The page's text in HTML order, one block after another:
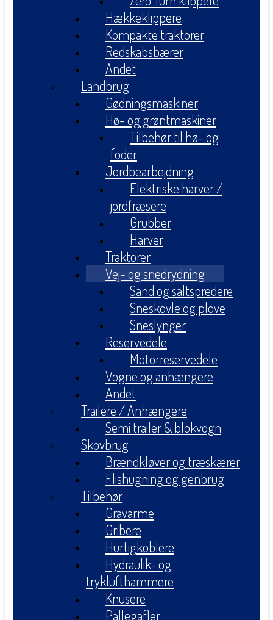
Hækkeklippere
Kompakte traktorer
Redskabsbærer
Andet
Landbrug
Gødningsmaskiner
Hø- og grøntmaskiner
Tilbehør til hø- og
foder
Jordbearbejdning
Elektriske harver /
jordfræsere
Grubber
Harver
Traktorer
Vej- og snedrydning
Sand og saltspredere
Sneskovle og plove
Sneslynger
Reservedele
Motorreservedele
Vogne og anhængere
Andet
Trailere / Anhængere
Semi trailer & blokvogn
Skovbrug
Brændkløver og træskærer
Flishugning og genbrug
Tilbehør
Gravarme
Gribere
Hurtigkoblere
Hydraulik- og
tryklufthammere
Knusere
Pallegafler